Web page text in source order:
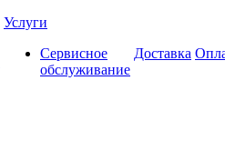
Услуги
Сервисное
обслуживание
Доставка